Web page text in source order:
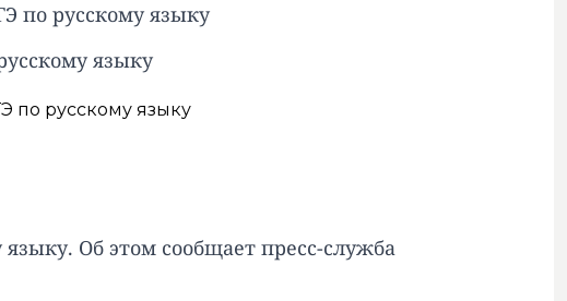
по русскому языку
языку
Об этом сообщает пресс-служба